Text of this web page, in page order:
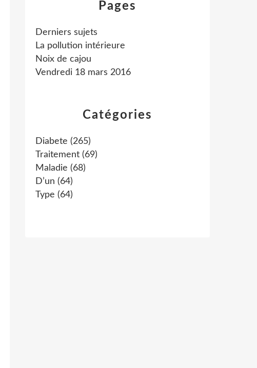
Catégories
Diabete (265)
Traitement (69)
Maladie (68)
D’un (64)
Type (64)
Pages
Derniers sujets
La pollution intérieure
Noix de cajou
Vendredi 18 mars 2016